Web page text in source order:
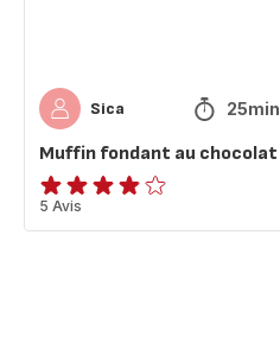
Sica 25min
Muffin fondant au chocolat
ratings.3.8
5 Avis